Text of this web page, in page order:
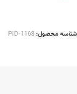
شناسه محصول: PID-1168